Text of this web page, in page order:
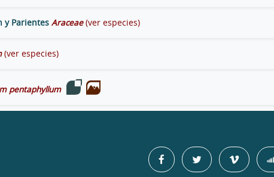
y Parientes Araceae (ver especies)
(ver especies)
pentaphyllum